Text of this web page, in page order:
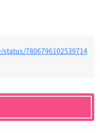
7806796102539714